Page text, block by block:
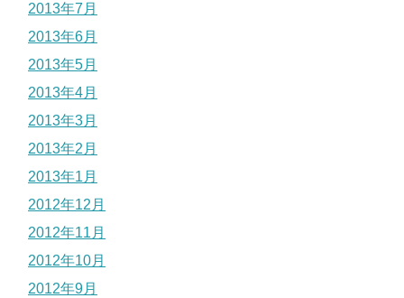
2013年7月
2013年6月
2013年5月
2013年4月
2013年3月
2013年2月
2013年1月
2012年12月
2012年11月
2012年10月
2012年9月